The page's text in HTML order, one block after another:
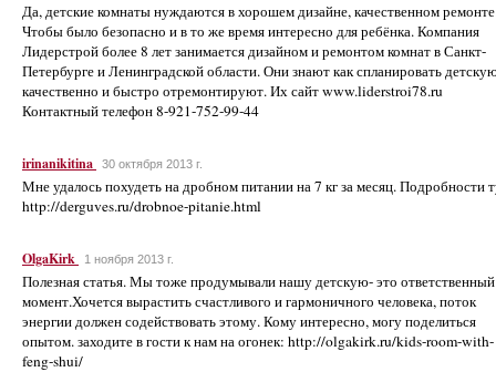
Да, детские комнаты нуждаются в хорошем дизайне, качественном
Чтобы было безопасно и в то же время интересно для ребёнка. Компания
Лидерстрой более 8 лет занимается дизайном и ремонтом комнат в Санкт-
Петербурге и Ленинградской области. Они знают как спланировать
качественно и быстро отремонтируют. Их сайт www.liderstroi78.ru
Контактный телефон 8-921-752-99-44
irinanikitina 30 октября 2013 г.
Мне удалось похудеть на дробном питании на 7 кг за месяц. Подробности
http://derguves.ru/drobnoe-pitanie.html
OlgaKirk 1 ноября 2013 г.
Полезная статья. Мы тоже продумывали нашу детскую- это ответственный
момент.Хочется вырастить счастливого и гармоничного человека, поток
энергии должен содействовать этому. Кому интересно, могу поделиться
опытом. заходите в гости к нам на огонек: http://olgakirk.ru/kids-room-with-
feng-shui/